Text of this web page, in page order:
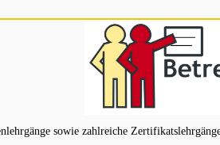
sowie zahlreiche